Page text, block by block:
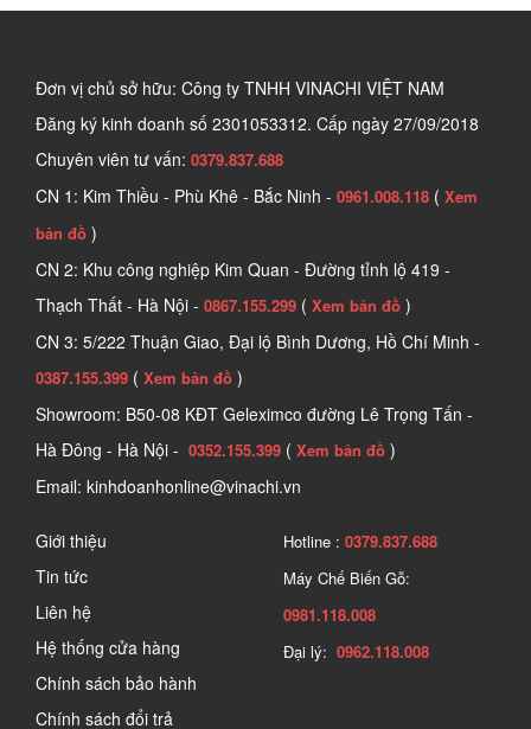
Đơn vị chủ sở hữu: Công ty TNHH VINACHI VIỆT NAM
Đăng ký kinh doanh số 2301053312. Cấp ngày 27/09/2018
Chuyên viên tư vấn: 0379.837.688
CN 1: Kim Thiều - Phù Khê - Bắc Ninh - 0961.008.118 ( Xem
bản đồ )
CN 2: Khu công nghiệp Kim Quan - Đường tỉnh lộ 419 -
Thạch Thất - Hà Nội - 0867.155.299 ( Xem bản đồ )
CN 3: 5/222 Thuận Giao, Đại lộ Bình Dương, Hồ Chí Minh -
0387.155.399 ( Xem bản đồ )
Showroom: B50-08 KĐT Geleximco đường Lê Trọng Tấn -
Hà Đông - Hà Nội - 0352.155.399 ( Xem bản đồ )
Email: kinhdoanhonline@vinachi.vn
Giới thiệu
Tin tức
Liên hệ
Hệ thống cửa hàng
Chính sách bảo hành
Chính sách đổi trả
Hotline : 0379.837.688
Máy Chế Biến Gỗ:
0981.118.008
Đại lý: 0962.118.008